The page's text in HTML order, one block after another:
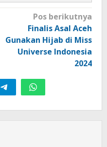
Pos berikutnya
Finalis Asal Aceh
Gunakan Hijab di Miss
Universe Indonesia
2024